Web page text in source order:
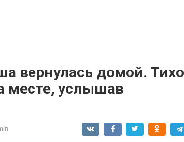
вернулась домой. Тихо
месте, услышав